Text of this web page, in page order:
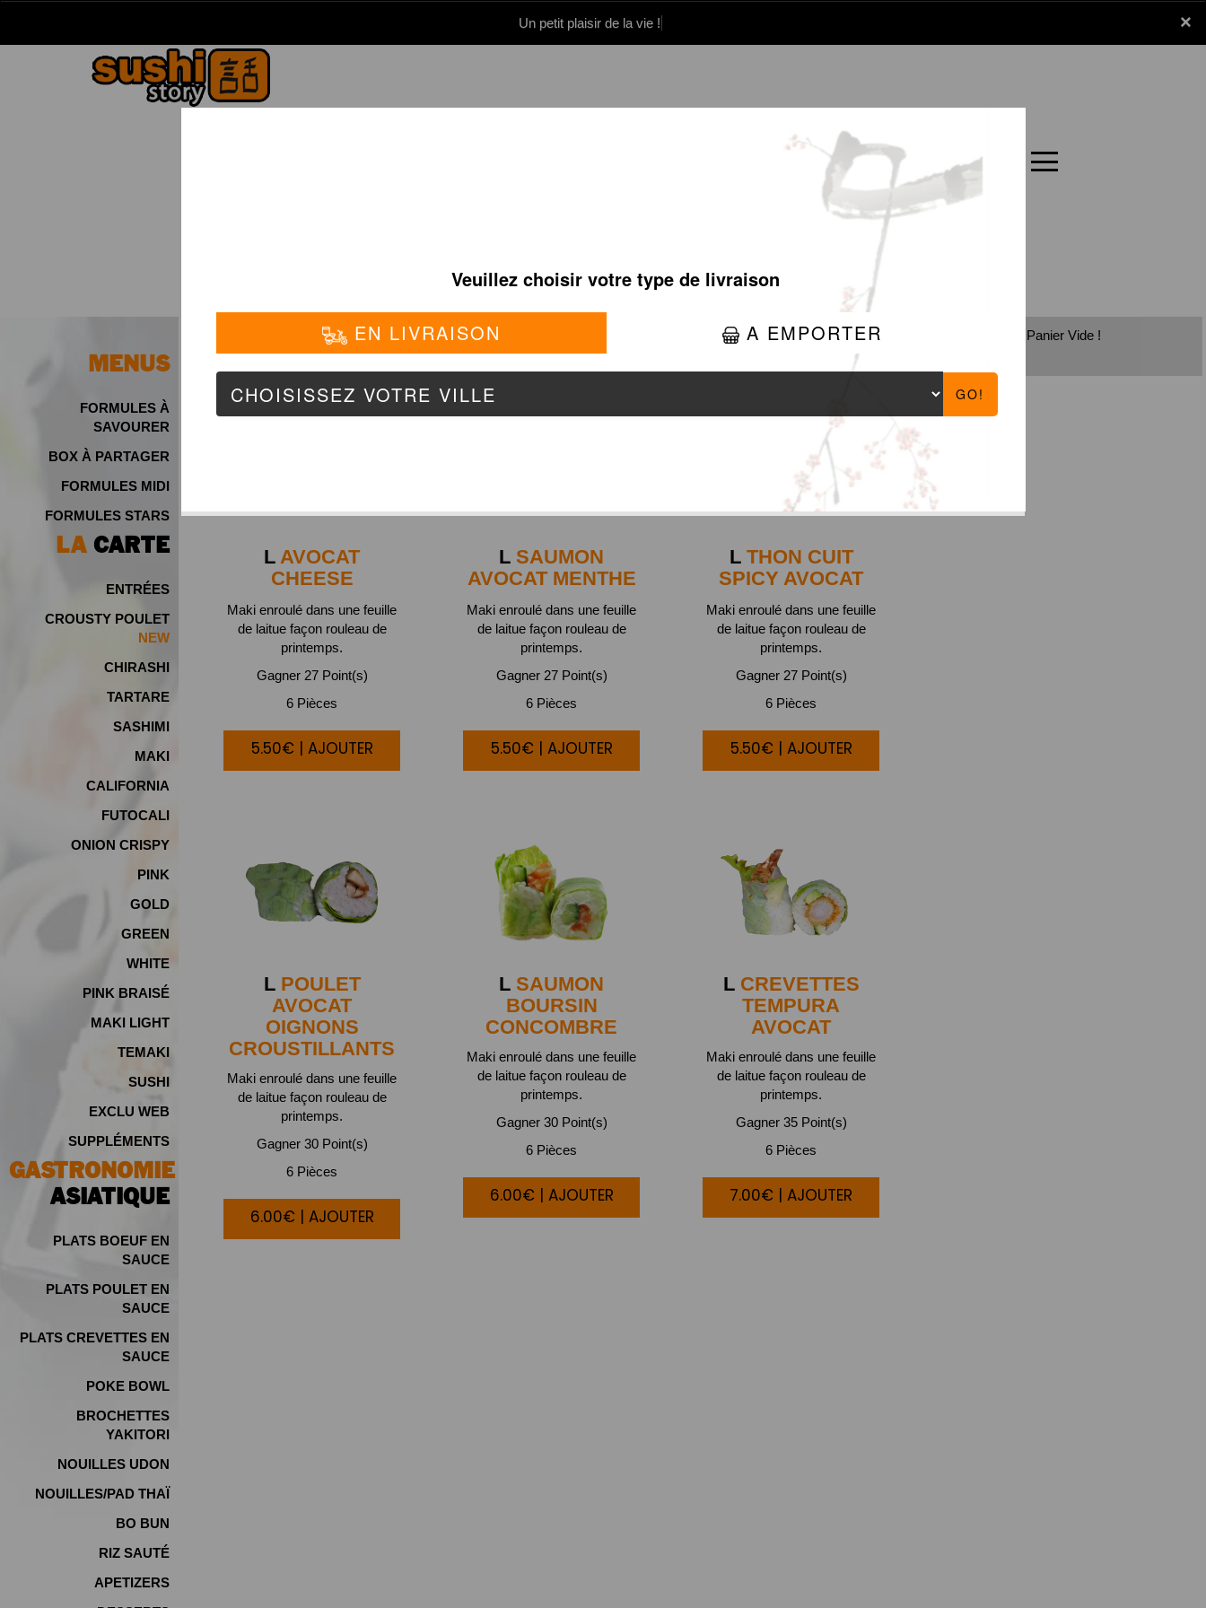
×
Un petit plaisir de la vie !
Panier Carte
x
MENUS
FORMULES À
SAVOURER
BOX À PARTAGER
FORMULES MIDI
FORMULES STARS
LA CARTE
ENTRÉES
CROUSTY POULET
NEW
CHIRASHI
TARTARE
SASHIMI
MAKI
CALIFORNIA
FUTOCALI
ONION CRISPY
PINK
GOLD
GREEN
WHITE
PINK BRAISÉ
MAKI LIGHT
TEMAKI
SUSHI
EXCLU WEB
SUPPLÉMENTS
GASTRONOMIE
ASIATIQUE
PLATS BOEUF EN
SAUCE
PLATS POULET EN
SAUCE
PLATS CREVETTES EN
SAUCE
POKE BOWL
BROCHETTES
YAKITORI
NOUILLES UDON
NOUILLES/PAD THAÏ
BO BUN
RIZ SAUTÉ
APETIZERS
MAKI LIGHT
L AVOCAT
CHEESE
Maki enroulé dans une feuille
de laitue façon rouleau de
printemps.
Gagner 27 Point(s)
6 Pièces
5.50€ | AJOUTER
L SAUMON
AVOCAT MENTHE
Maki enroulé dans une feuille
de laitue façon rouleau de
printemps.
Gagner 27 Point(s)
6 Pièces
5.50€ | AJOUTER
LTHON CUIT
SPICY AVOCAT
Maki enroulé dans une feuille
de laitue façon rouleau de
printemps.
Gagner 27 Point(s)
6 Pièces
5.50€ | AJOUTER
LPOULET
AVOCAT
OIGNONS
CROUSTILLANTS
Maki enroulé dans une feuille
de laitue façon rouleau de
printemps.
Gagner 30 Point(s)
6 Pièces
6.00€ | AJOUTER
L SAUMON
BOURSIN
CONCOMBRE
Maki enroulé dans une feuille
de laitue façon rouleau de
printemps.
Gagner 30 Point(s)
6 Pièces
6.00€ | AJOUTER
LCREVETTES
TEMPURA
AVOCAT
Maki enroulé dans une feuille
de laitue façon rouleau de
printemps.
Gagner 35 Point(s)
6 Pièces
7.00€ | AJOUTER
Panier Vide !